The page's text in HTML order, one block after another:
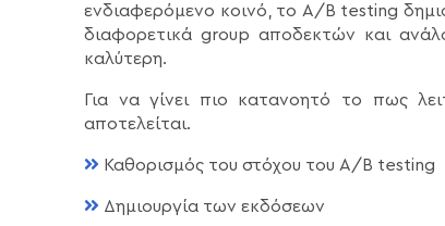
ενδιαφερόμενο κοινό, το A/B testing
διαφορετικά group αποδεκτών και
καλύτερη.
Για να γίνει πιο κατανοητό το πως
αποτελείται.
Καθορισμός του στόχου του A/B testing
Δημιουργία των εκδόσεων